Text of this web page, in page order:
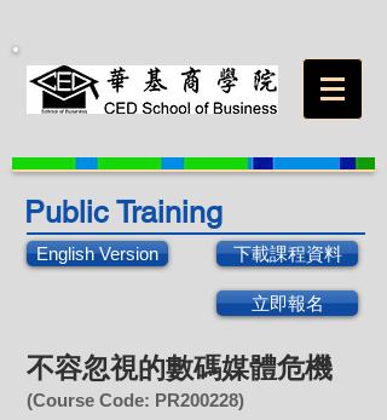
Public Training
English Version 下載課程資料
立即報名
不容忽視的數碼媒體危機
(Course Code: PR200228)